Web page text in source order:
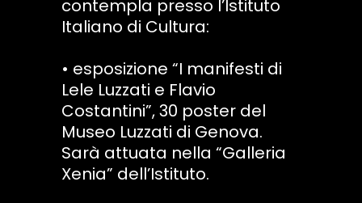
contempla presso l’Istituto
Italiano di Cultura:
• esposizione “I manifesti di
Lele Luzzati e Flavio
Costantini”, 30 poster del
Museo Luzzati di Genova.
Sarà attuata nella “Galleria
Xenia” dell’Istituto.